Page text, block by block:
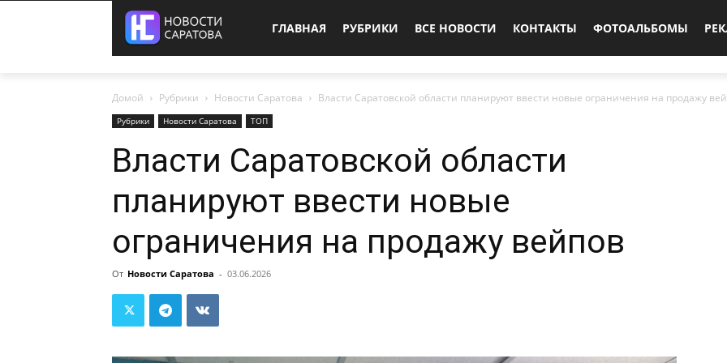
ГЛАВНАЯ РУБРИКИ ВСЕ НОВОСТИ КОНТАКТЫ ФОТОАЛЬБОМЫ
Домой Рубрики Новости Саратова Власти Саратовской области планируют ввести новые ограничения на продажу
Рубрики Новости Саратова ТОП
Власти Саратовской области
планируют ввести новые
ограничения на продажу вейпов
От Новости Саратова - 03.06.2026